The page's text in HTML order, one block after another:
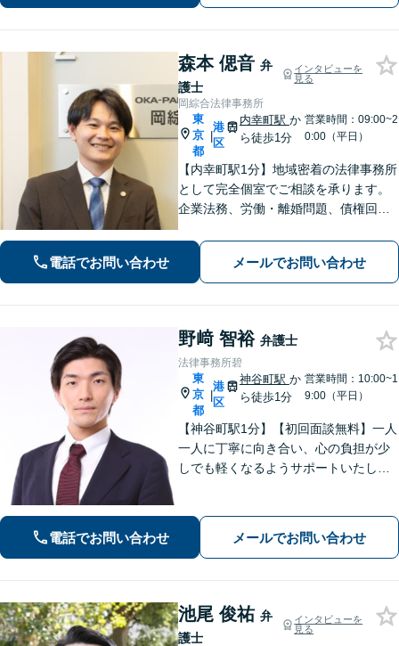
森本 偲音 弁
護士
インタビューを
見る
岡綜合法律事務所
東
京
都
|
港
区
内幸町駅 か
ら徒歩1分
営業時間：09:00~2
0:00（平日）
【内幸町駅1分】地域密着の法律事務所
として完全個室でご相談を承ります。
企業法務、労働・離婚問題、債権回
ご相談が解決の近道です。一人で抱え
込まず一緒に整理しましょう。どんな
お悩みもお気軽にお声がけください。
電話でお問い合わせ メールでお問い合わせ
野﨑 智裕 弁護士
法律事務所碧
東
京
都
|
港
区
神谷町駅 か
ら徒歩1分
営業時間：10:00~1
9:00（平日）
【神谷町駅1分】【初回面談無料】一人
一人に丁寧に向き合い、心の負担が少
しでも軽くなるようサポートいたしま
ています。あなたの気持ちに寄り添い
ます。【電話・WEB相談も対応】
電話でお問い合わせ メールでお問い合わせ
池尾 俊祐 弁
護士
インタビューを
見る